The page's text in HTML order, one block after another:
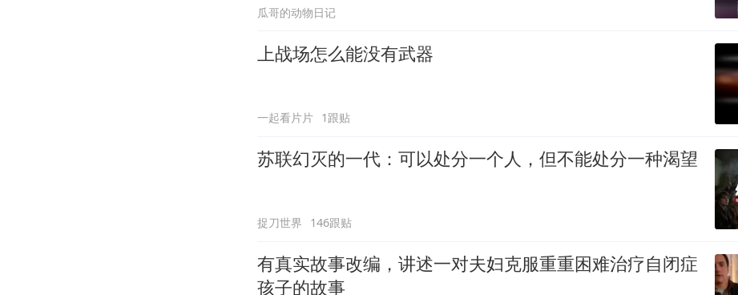
瓜哥的动物日记
上战场怎么能没有武器
一起看片片 1跟贴
苏联幻灭的一代：可以处分一个人，但不能处分一种渴望
捉刀世界 146跟贴
有真实故事改编，讲述一对夫妇克服重重困难治疗自闭症
孩子的故事